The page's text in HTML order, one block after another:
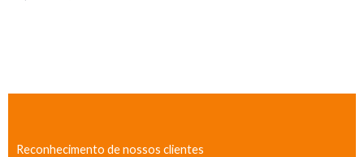
Reconhecimento de nossos clientes